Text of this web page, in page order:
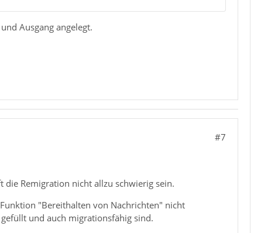
Ausgang angelegt.
#7
Remigration nicht allzu schwierig sein.
"Bereithalten von Nachrichten" nicht
und auch migrationsfähig sind.